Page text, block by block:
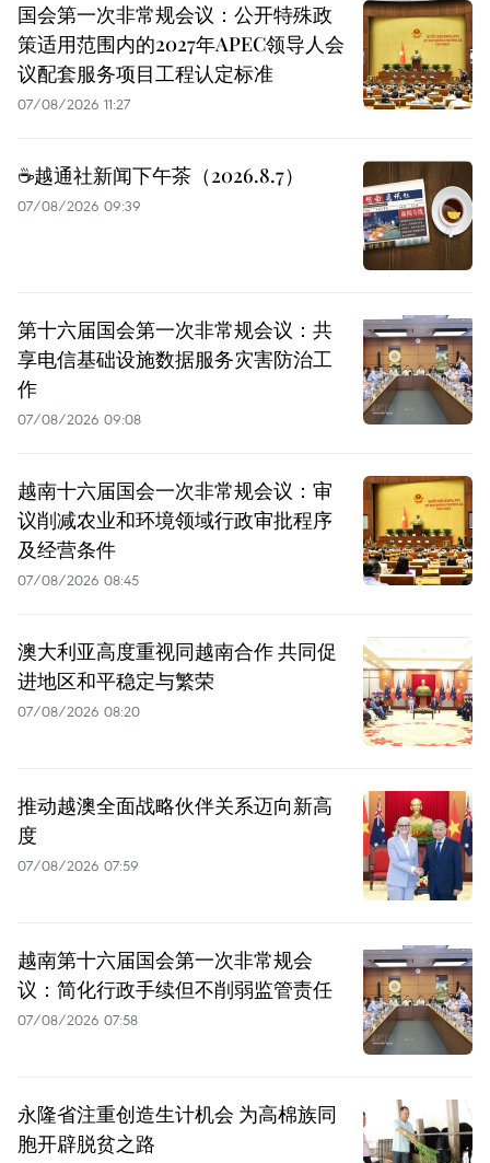
国会第一次非常规会议：公开特殊政
策适用范围内的2027年APEC领导人会
议配套服务项目工程认定标准
07/08/2026 11:27
☕️越通社新闻下午茶（2026.8.7）
07/08/2026 09:39
第十六届国会第一次非常规会议：共
享电信基础设施数据服务灾害防治工
作
07/08/2026 09:08
越南十六届国会一次非常规会议：审
议削减农业和环境领域行政审批程序
及经营条件
07/08/2026 08:45
澳大利亚高度重视同越南合作 共同促
进地区和平稳定与繁荣
07/08/2026 08:20
推动越澳全面战略伙伴关系迈向新高
度
07/08/2026 07:59
越南第十六届国会第一次非常规会
议：简化行政手续但不削弱监管责任
07/08/2026 07:58
永隆省注重创造生计机会 为高棉族同
胞开辟脱贫之路